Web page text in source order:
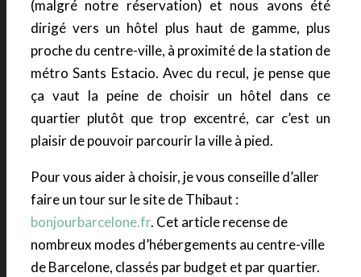
(malgré notre réservation) et nous avons été
dirigé vers un hôtel plus haut de gamme, plus
proche du centre-ville, à proximité de la station de
métro Sants Estacio. Avec du recul, je pense que
ça vaut la peine de choisir un hôtel dans ce
quartier plutôt que trop excentré, car c’est un
plaisir de pouvoir parcourir la ville à pied.
Pour vous aider à choisir, je vous conseille d’aller
faire un tour sur le site de Thibaut :
bonjourbarcelone.fr. Cet article recense de
nombreux modes d’hébergements au centre-ville
de Barcelone, classés par budget et par quartier.